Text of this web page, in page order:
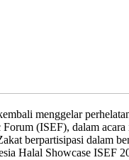
menggelar
(ISEF), dalam acara
berpartisipasi dalam
Halal Showcase ISEF